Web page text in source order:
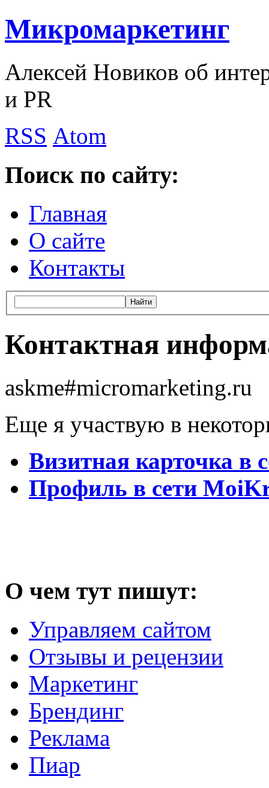
Микромаркетинг
Алексей Новиков об
и PR
RSS Atom
Поиск по сайту:
Главная
О сайте
Контакты
Контактная
askme#micromarketing.ru
Еще я участвую в
Визитная карточка в
Профиль в сети
О чем тут пишут:
Управляем сайтом
Отзывы и рецензии
Маркетинг
Брендинг
Реклама
Пиар